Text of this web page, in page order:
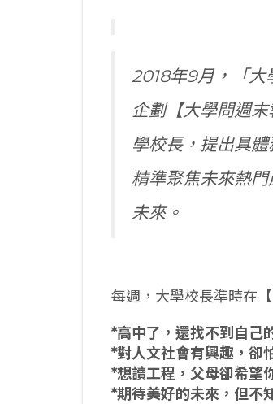
2018年9月，「大
企劃【大學問週
學校長，提出具
精準聚焦未來熱
未來。
每週，大學校長準時在
*高中了，還找不到自己
*對人文社會有興趣，卻
*想讀工程，父母卻希望
*期待美好的未來，但不